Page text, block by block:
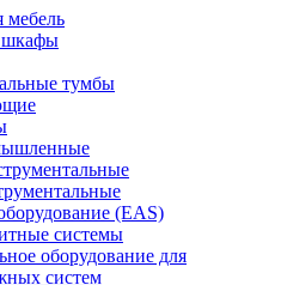
мебель
шкафы
тумбы
(EAS)
системы
оборудование для
систем